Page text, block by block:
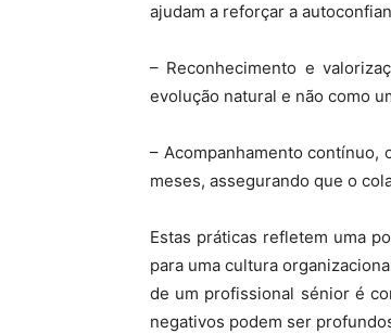
ajudam a reforçar a
– Reconhecimento e
evolução natural e não como
– Acompanhamento contínuo,
meses, assegurando que o
Estas práticas refletem uma
para uma cultura
de um profissional sénior é
negativos podem ser